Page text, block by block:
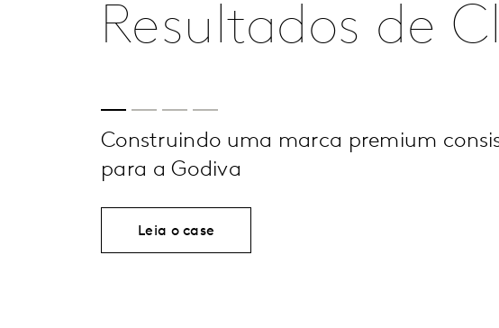
Resultados de
Construindo uma marca premium
para a Godiva
Leia o case